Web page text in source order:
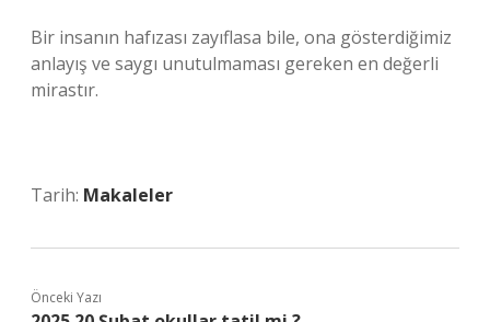
Bir insanın hafızası zayıflasa bile, ona gösterdiğimiz
anlayış ve saygı unutulmaması gereken en değerli
mirastır.
Tarih: Makaleler
Önceki Yazı